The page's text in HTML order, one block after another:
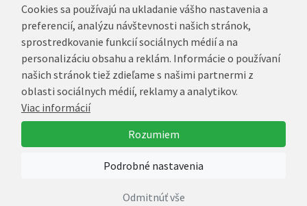
Telefón:+421 222 205 863
E-mail:info@kup-sosovky.sk
Reklamačná adresa
Andrea Votavová
Revoluční 1017
290 01 Poděbrady
Česká republika
VytvorilMarek Kebza
Cookies sa používajú na ukladanie vášho nastavenia a
preferencií, analýzu návštevnosti našich stránok,
sprostredkovanie funkcií sociálnych médií a na
personalizáciu obsahu a reklám. Informácie o používaní
našich stránok tiež zdieľame s našimi partnermi z
oblasti sociálnych médií, reklamy a analytikov.
Viac informácií
Rozumiem
Podrobné nastavenia
Odmitnúť vše